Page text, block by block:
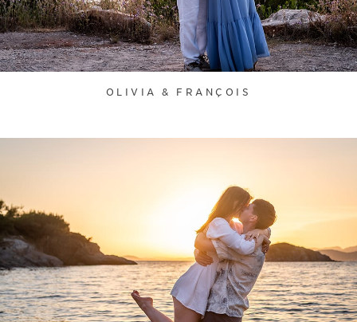
OLIVIA & FRANÇOIS